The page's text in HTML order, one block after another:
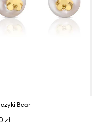
Bear
zł